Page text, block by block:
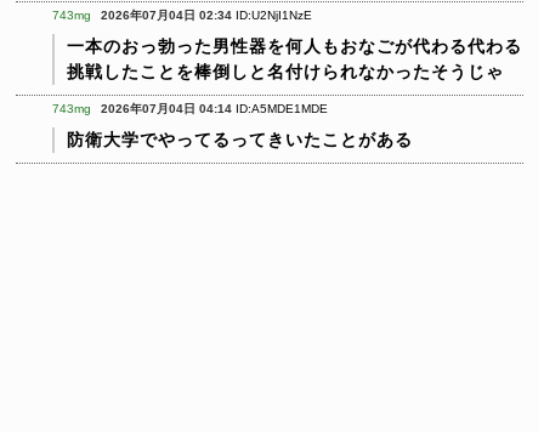
743mg 2026年07月04日 02:34 ID:U2NjI1NzE
一本のおっ勃った男性器を何人もおなごが代わる代わる
挑戦したことを棒倒しと名付けられなかったそうじゃ
743mg 2026年07月04日 04:14 ID:A5MDE1MDE
防衛大学でやってるってきいたことがある